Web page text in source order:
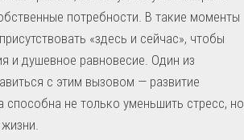
потребности. В такие моменты
«здесь и сейчас», чтобы
и душевное равновесие. Один из
с этим вызовом — развитие
способна не только уменьшить стресс, но